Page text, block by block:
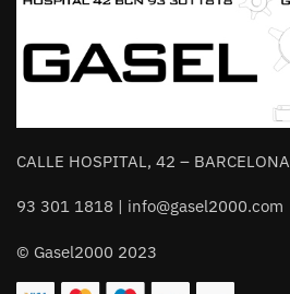
CALLE HOSPITAL, 42 – BARCELONA
93 301 1818 | info@gasel2000.com
© Gasel2000 2023